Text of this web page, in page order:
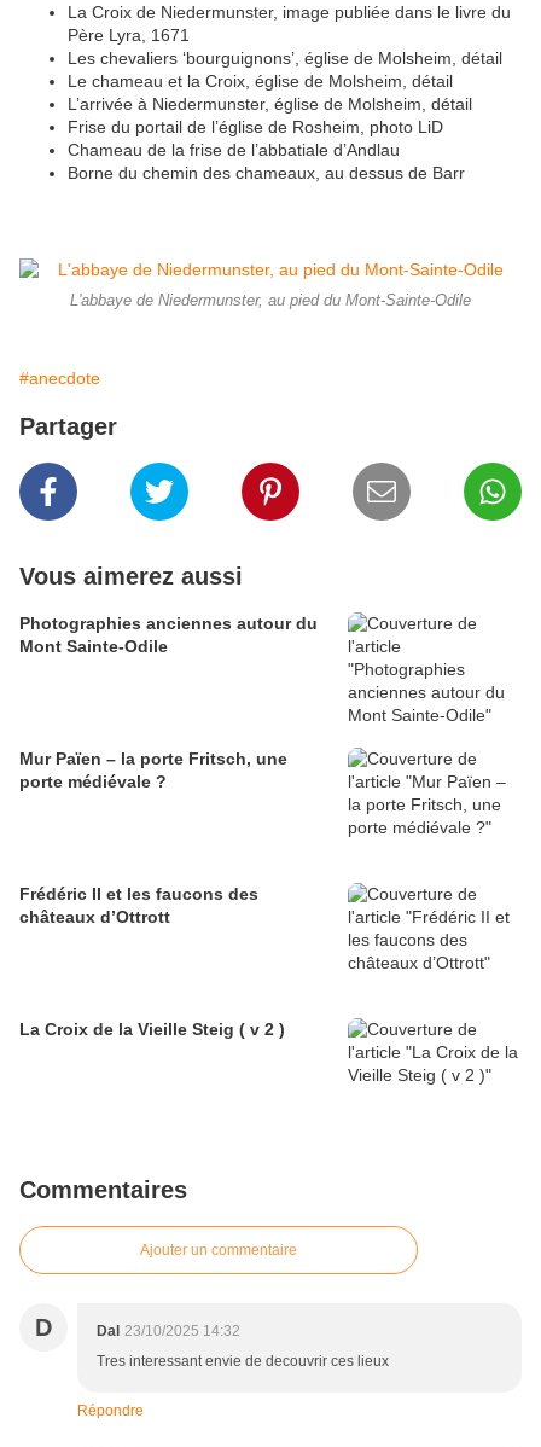
La Croix de Niedermunster, image publiée dans le livre du
Père Lyra, 1671
Les chevaliers ‘bourguignons’, église de Molsheim, détail
Le chameau et la Croix, église de Molsheim, détail
L’arrivée à Niedermunster, église de Molsheim, détail
Frise du portail de l’église de Rosheim, photo LiD
Chameau de la frise de l’abbatiale d’Andlau
Borne du chemin des chameaux, au dessus de Barr
L'abbaye de Niedermunster, au pied du Mont-Sainte-Odile
#anecdote
Partager
Vous aimerez aussi
Photographies anciennes autour du
Mont Sainte-Odile
Mur Païen – la porte Fritsch, une
porte médiévale ?
Frédéric II et les faucons des
châteaux d’Ottrott
La Croix de la Vieille Steig ( v 2 )
Commentaires
Ajouter un commentaire
D Dal 23/10/2025 14:32
Tres interessant envie de decouvrir ces lieux
Répondre